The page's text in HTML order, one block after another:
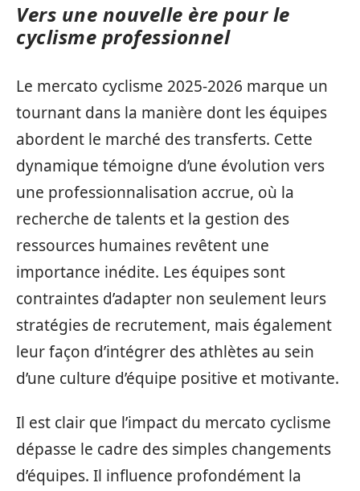
Vers une nouvelle ère pour le
cyclisme professionnel
Le mercato cyclisme 2025-2026 marque un
tournant dans la manière dont les équipes
abordent le marché des transferts. Cette
dynamique témoigne d’une évolution vers
une professionnalisation accrue, où la
recherche de talents et la gestion des
ressources humaines revêtent une
importance inédite. Les équipes sont
contraintes d’adapter non seulement leurs
stratégies de recrutement, mais également
leur façon d’intégrer des athlètes au sein
d’une culture d’équipe positive et motivante.
Il est clair que l’impact du mercato cyclisme
dépasse le cadre des simples changements
d’équipes. Il influence profondément la